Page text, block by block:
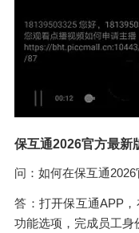
保互通2026官方最新
问：如何在保互通
答：打开保互通APP
功能选项，完成员工身